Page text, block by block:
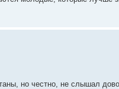
но честно, не слышал